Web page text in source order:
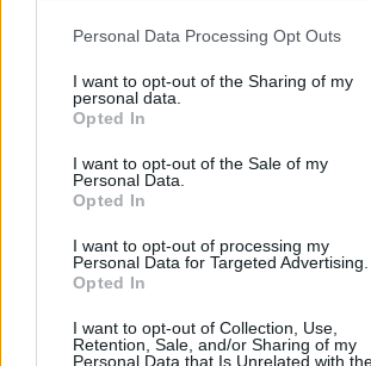
Please note that this website/app uses one
not limited to your visit or usage behaviour.
grant or deny consent to Google and its
use your data for below specified purposes
consent section.
Personal Data Processing Opt Outs
I want to opt-out of the Sharing of my
personal data.
Opted In
I want to opt-out of the Sale of my
Personal Data.
Opted In
I want to opt-out of processing my
Personal Data for Targeted Advertising.
Opted In
I want to opt-out of Collection, Use,
Retention, Sale, and/or Sharing of my
Personal Data that Is Unrelated with
tetőcserepet!